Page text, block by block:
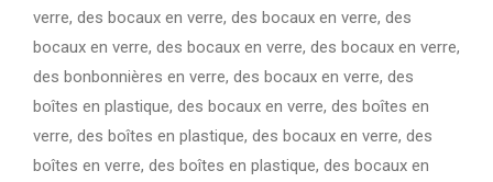
verre, des bocaux en verre, des bocaux en verre, des
bocaux en verre, des bocaux en verre, des bocaux en verre,
des bonbonnières en verre, des bocaux en verre, des
boîtes en plastique, des bocaux en verre, des boîtes en
verre, des boîtes en plastique, des bocaux en verre, des
boîtes en verre, des boîtes en plastique, des bocaux en